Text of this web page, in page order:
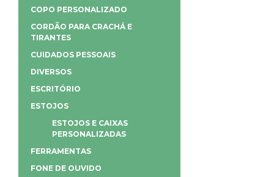
COPO PERSONALIZADO
CORDÃO PARA CRACHÁ E
TIRANTES
CUIDADOS PESSOAIS
DIVERSOS
ESCRITÓRIO
ESTOJOS
ESTOJOS E CAIXAS
PERSONALIZADAS
FERRAMENTAS
FONE DE OUVIDO